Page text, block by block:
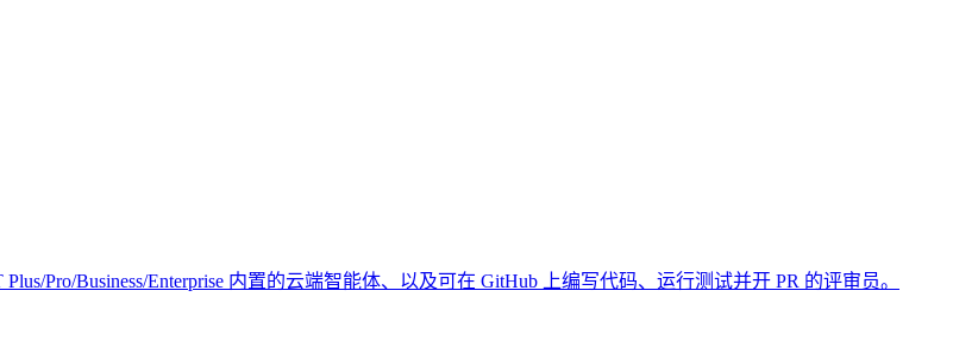
Pro/Business/Enterprise 内置的云端智能体、以及可在 GitHub 上编写代码、运行测试并开 PR 的评审员。